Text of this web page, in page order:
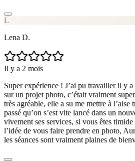
L
Lena D.
Il y a 2 mois
Super expérience ! J’ai pu travailler il y
sur un projet photo, c’était vraiment
très agréable, elle a su me mettre à l’aise
passé qu’on s’est vite lancé dans un
vivement ses services, si vous êtes
l’idée de vous faire prendre en photo,
les séances sont vraiment plaines de